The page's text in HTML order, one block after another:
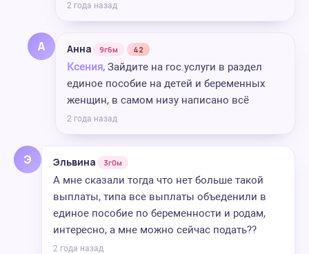
2 года назад
А Анна 9г6м 42
Ксения, Зайдите на гос.услуги в раздел
единое пособие на детей и беременных
женщин, в самом низу написано всё
2 года назад
Э Эльвина 3г0м
А мне сказали тогда что нет больше такой
выплаты, типа все выплаты объеденили в
единое пособие по беременности и родам,
интересно, а мне можно сейчас подать??
2 года назад